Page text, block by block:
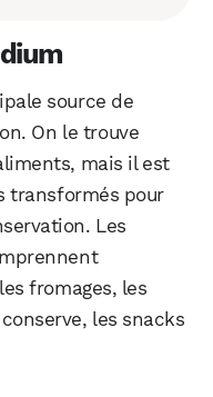
source de
On le trouve
mais il est
transformés pour
Les
fromages, les
les snacks